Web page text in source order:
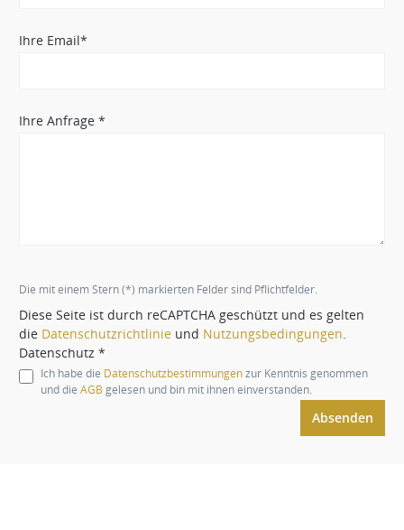
Ihre Email*
Ihre Anfrage *
Die mit einem Stern (*) markierten Felder sind Pflichtfelder.
Diese Seite ist durch reCAPTCHA geschützt und es gelten
die Datenschutzrichtlinie und Nutzungsbedingungen
Datenschutz *
Ich habe die Datenschutzbestimmungenzur Kenntnis genommen
und die AGB gelesen und bin mit ihnen einverstanden.
Absenden